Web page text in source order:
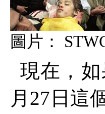
圖片：
現在，
月 27 日這